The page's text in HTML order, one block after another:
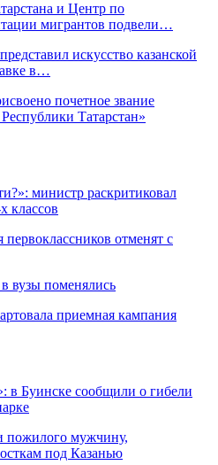
и Центр по
мигрантов подвели…
искусство казанской
в…
почетное звание
Татарстан»
министр раскритиковал
классов
отменят с
вузы поменялись
приемная кампания
в Буинске сообщили о гибели
пожилого мужчину,
под Казанью